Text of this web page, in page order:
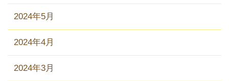
2024年5月
2024年4月
2024年3月